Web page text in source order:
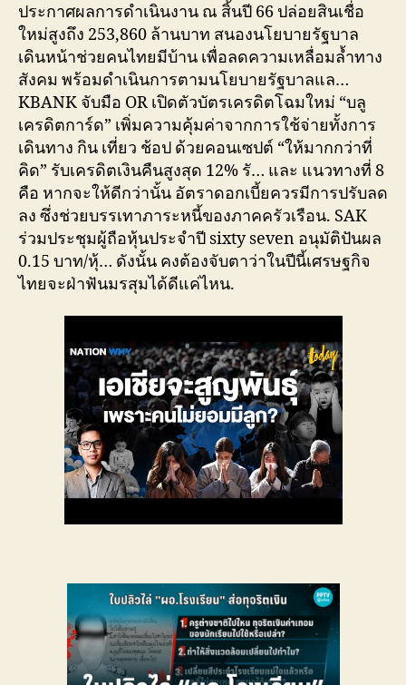
ประกาศผลการดำเนินงาน ณ สิ้นปี 66 ปล่อยสินเชื่อ
ใหม่สูงถึง 253,860 ล้านบาท สนองนโยบายรัฐบาล
เดินหน้าช่วยคนไทยมีบ้าน เพื่อลดความเหลื่อมล้ำทาง
สังคม พร้อมดำเนินการตามนโยบายรัฐบาลแล…
KBANK จับมือ OR เปิดตัวบัตรเครดิตโฉมใหม่ “บลู
เครดิตการ์ด” เพิ่มความคุ้มค่าจากการใช้จ่ายทั้งการ
เดินทาง กิน เที่ยว ช้อป ด้วยคอนเซปต์ “ให้มากกว่าที่
คิด” รับเครดิตเงินคืนสูงสุด 12% รั… และ แนวทางที่ 8
คือ หากจะให้ดีกว่านั้น อัตราดอกเบี้ยควรมีการปรับลด
ลง ซึ่งช่วยบรรเทาภาระหนี้ของภาคครัวเรือน. SAK
ร่วมประชุมผู้ถือหุ้นประจำปี sixty seven อนุมัติปันผล
0.15 บาท/หุ้… ดังนั้น คงต้องจับตาว่าในปีนี้เศรษฐกิจ
ไทยจะฝ่าฟันมรสุมได้ดีแค่ไหน.